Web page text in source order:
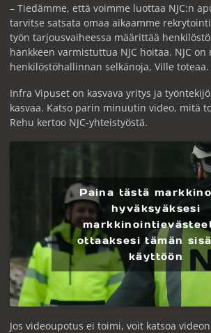
– Tiedämme, että voimme luottaa NJC:n
tarvitse satsata omaa aikaamme
työn tarjousvaiheessa määrittää
hankkeen varmistuttua NJC hoitaa. NJC on
henkilöstöhallinnan selkänoja, Ville toteaa.
Infra Vipuset on kasvava yritys ja
kasvaa. Katso parin minuutin video, mitä
Rehu kertoo NJC-yhteistyöstä.
Paina tästä
hyväksyäksesi
ottaaksesi tämän
käyttöön
Jos videoupotus ei toimi, voit katsoa videon